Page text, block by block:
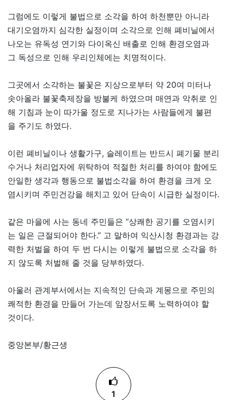
그럼에도 이렇게 불법으로 소각을 하여 하천뿐만 아니라
대기오염까지 심각한 실정이며 소각으로 인해 폐비닐에서
나오는 유독성 연기와 다이옥신 배출로 인해 환경오염과
그 독성으로 인해 우리인체에는 치명적이다.
그곳에서 소각하는 불꽃은 지상으로부터 약 20여 미터나
솟아올라 불꽃축제장을 방불케 하였으며 매연과 악취로 인
해 기침과 눈이 따가울 정도로 지나가는 사람들에게 불편
을 주기도 하였다.
이런 폐비닐이나 생활가구, 슬레이트는 반드시 폐기물 분리
수거나 처리업자에 위탁하여 적절한 처리를 하여야 함에도
안일한 생각과 행동으로 불법소각을 하여 환경을 크게 오
염시키며 주민건강을 해치고 있어 단속이 시급한 실정이다.
같은 마을에 사는 동네 주민들은 “상쾌한 공기를 오염시키
는 일은 근절되어야 한다.” 고 말하여 익산시청 환경과는 강
력한 처벌을 하여 두 번 다시는 이렇게 불법으로 소각을 하
지 않도록 처벌해 줄 것을 당부하였다.
아울러 관계부서에서는 지속적인 단속과 계몽으로 주민의
쾌적한 환경을 만들어 가는데 앞장서도록 노력하여야 할
것이다.
중앙본부/황근생
1